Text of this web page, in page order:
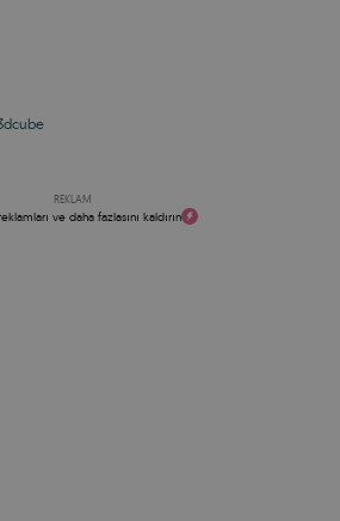
REKLAM
ve daha fazlasını kaldırın